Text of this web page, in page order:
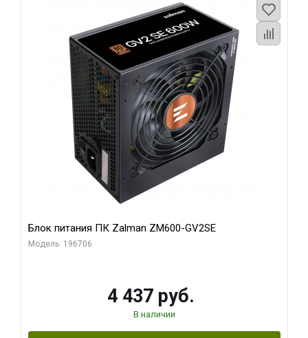
Блок питания ПК Zalman ZM600-GV2SE
Модель: 196706
4 437 руб.
В наличии